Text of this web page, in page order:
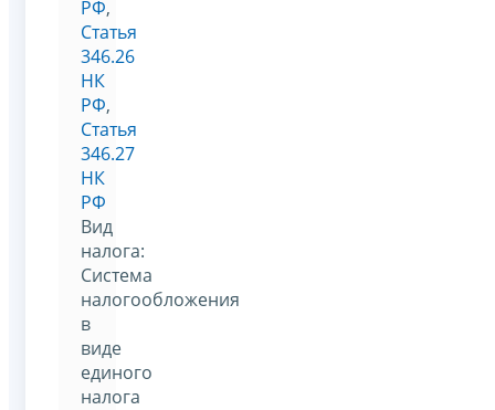
РФ,
Статья
346.26
НК
РФ,
Статья
346.27
НК
РФ
Вид
налога:
Система
налогообложения
в
виде
единого
налога